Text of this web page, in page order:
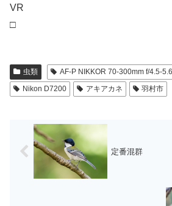
VR
□
虫類
AF-P NIKKOR 70-300mm f/4.5-
Nikon D7200
アキアカネ 羽村市
定番混群